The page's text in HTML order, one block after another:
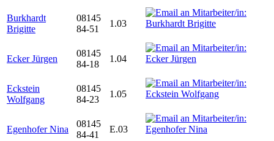
Burkhardt
Brigitte
08145
84-51
1.03
Ecker Jürgen
08145
84-18
1.04
Eckstein
Wolfgang
08145
84-23
1.05
Egenhofer Nina
08145
84-41
E.03